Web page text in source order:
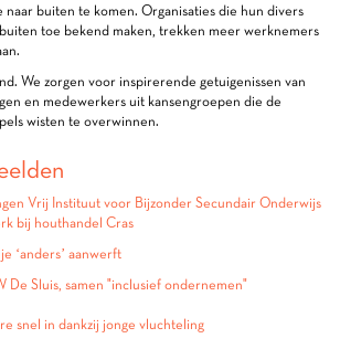
buiten te komen. Organisaties die hun divers
toe bekend maken, trekken meer werknemers
We zorgen voor inspirerende getuigenissen van
en medewerkers uit kansengroepen die de
wisten te overwinnen.
Vrij Instituut voor Bijzonder Secundair Onderwijs
bij houthandel Cras
‘anders’ aanwerft
De Sluis, samen "inclusief ondernemen"
snel in dankzij jonge vluchteling